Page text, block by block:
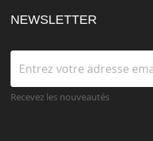
NEWSLETTER
Recevez les nouveautés